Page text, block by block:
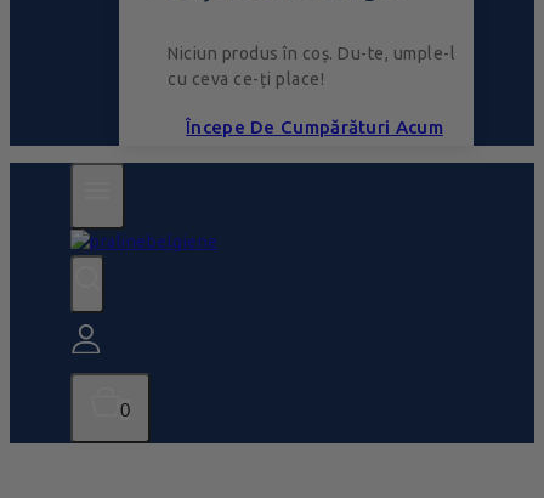
Niciun produs în coș. Du-te, umple-l
cu ceva ce-ți place!
Începe De Cumpărături Acum
0